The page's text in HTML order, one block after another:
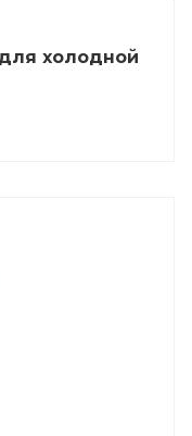
холодной